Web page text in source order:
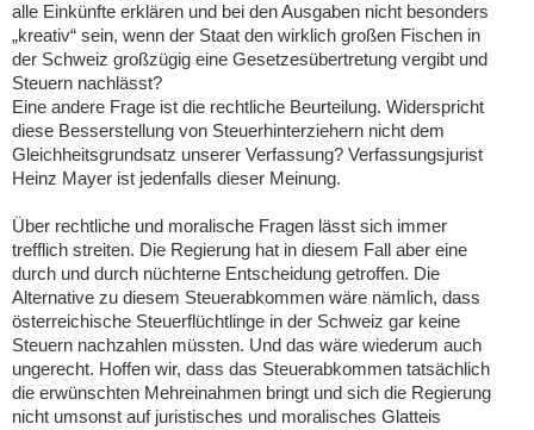
alle Einkünfte erklären und bei den Ausgaben nicht besonders
„kreativ“ sein, wenn der Staat den wirklich großen Fischen in
der Schweiz großzügig eine Gesetzesübertretung vergibt und
Steuern nachlässt?
Eine andere Frage ist die rechtliche Beurteilung. Widerspricht
diese Besserstellung von Steuerhinterziehern nicht dem
Gleichheitsgrundsatz unserer Verfassung? Verfassungsjurist
Heinz Mayer ist jedenfalls dieser Meinung.
Über rechtliche und moralische Fragen lässt sich immer
trefflich streiten. Die Regierung hat in diesem Fall aber eine
durch und durch nüchterne Entscheidung getroffen. Die
Alternative zu diesem Steuerabkommen wäre nämlich, dass
österreichische Steuerflüchtlinge in der Schweiz gar keine
Steuern nachzahlen müssten. Und das wäre wiederum auch
ungerecht. Hoffen wir, dass das Steuerabkommen tatsächlich
die erwünschten Mehreinahmen bringt und sich die Regierung
nicht umsonst auf juristisches und moralisches Glatteis